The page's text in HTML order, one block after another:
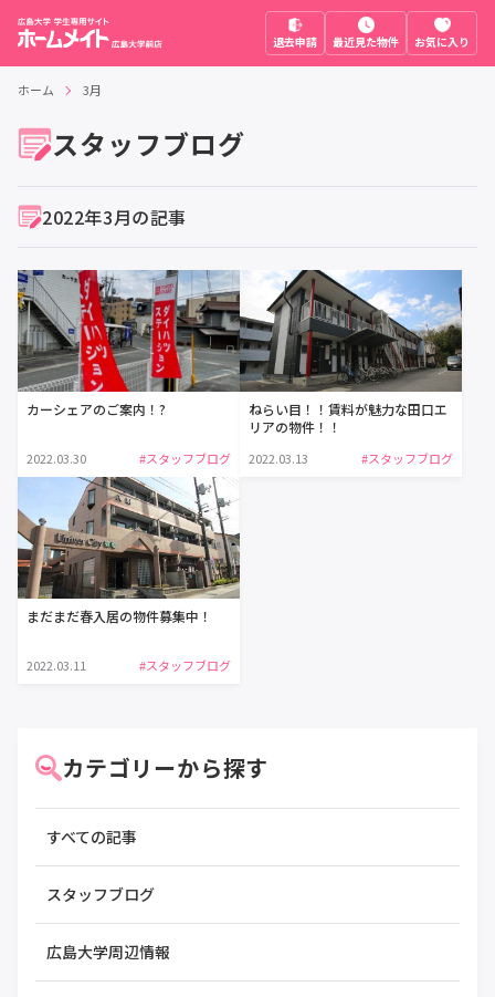
退去申請 最近見た物件 お気に入り
ホーム 3月
スタッフブログ
2022年3月の記事
カーシェアのご案内！?
2022.03.30 #スタッフブログ
ねらい目！！賃料が魅力な田口エ
リアの物件！！
2022.03.13 #スタッフブログ
まだまだ春入居の物件募集中！
2022.03.11 #スタッフブログ
カテゴリーから探す
すべての記事
スタッフブログ
広島大学周辺情報